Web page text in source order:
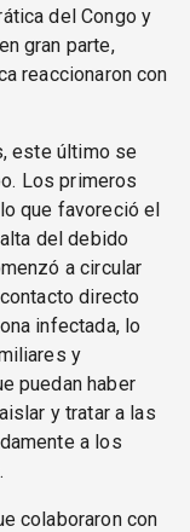
del Congo y
gran parte,
reaccionaron con
este último se
Los primeros
que favoreció el
del debido
a circular
directo
infectada, lo
y
puedan haber
y tratar a las
a los
colaboraron con